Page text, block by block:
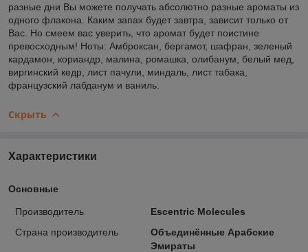
разные дни Вы можете получать абсолютно разные ароматы из
одного флакона. Каким запах будет завтра, зависит только от
Вас. Но смеем вас уверить, что аромат будет поистине
превосходным! Ноты: Амброксан, бергамот, шафран, зеленый
кардамон, кориандр, малина, ромашка, олибанум, белый мед,
виргинский кедр, лист пачули, миндаль, лист табака,
французский лабданум и ваниль.
Скрыть
Характеристики
Основные
Производитель
Escentric Molecules
Страна производитель
Объединённые Арабские
Эмираты